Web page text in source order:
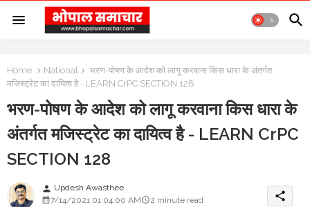
Home National
भरण-पोषण के आदेश को लागू करवाना किस धारा के अंतर्गत
मजिस्ट्रेट का दायित्व है - LEARN CrPC SECTION 128
भरण-पोषण के आदेश को लागू करवाना किस धारा के
अंतर्गत मजिस्ट्रेट का दायित्व है - LEARN CrPC
SECTION 128
person Updesh Awasthee
7/14/2021 01:04:00 AM
2 minute read share